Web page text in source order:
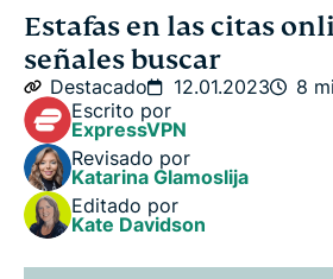
¿Qué son las estafas en las
Cómo evitar las estafas en las
Las estafas románticas online
Los diferentes tipos de estafas
tener en cuenta
Estafas en las citas
señales buscar
Destacado 12.01.2023
8
Escrito por
ExpressVPN
Revisado por
Katarina Glamoslija
Editado por
Kate Davidson